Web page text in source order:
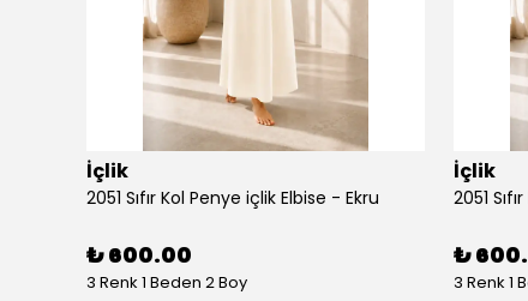
İçlik
2051 Sıfır Kol Penye içlik Elbise - Ekru
₺ 600.00
3 Renk 1 Beden 2 Boy
İçlik
2051
₺
3 Renk 1